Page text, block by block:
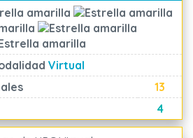
Virtual
13
4